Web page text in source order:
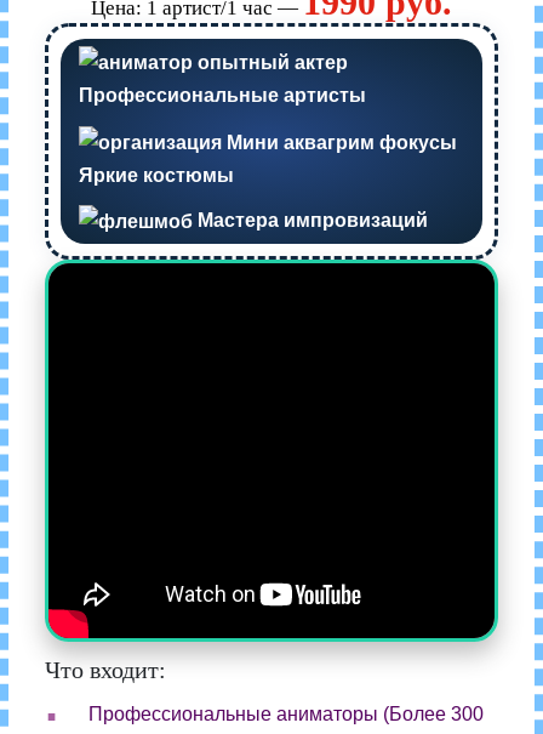
Цена: 1 артист/1 час —
Профессиональные артисты
Яркие костюмы
Мастера импровизаций
Что входит:
.
Профессиональные аниматоры (Более 300